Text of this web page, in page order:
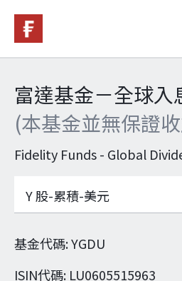
基金與配息
永續投資
關於富達
富達基金－全球入
(本基金並無保證
Fidelity Funds - Global
基金代碼:YGDU
ISIN代碼: LU0605515963